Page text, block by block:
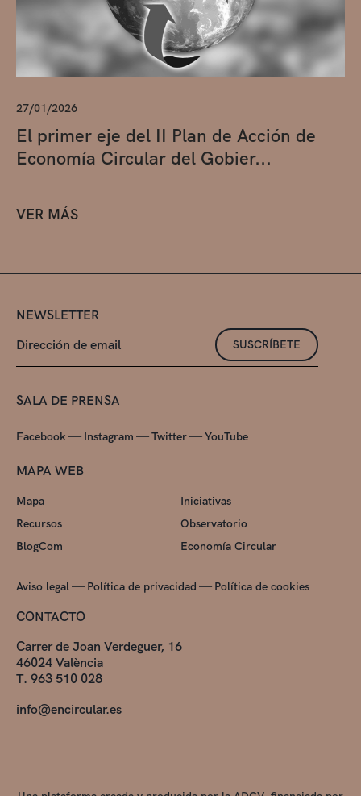
27/01/2026
El primer eje del II Plan de Acción de
Economía Circular del Gobier...
VER MÁS
NEWSLETTER
SUSCRÍBETE
SALA DE PRENSA
Facebook— Instagram —Twitter—YouTube
MAPA WEB
Mapa
Iniciativas
Recursos
Observatorio
BlogCom
Economía Circular
Aviso legal— Política de privacidad — Política de cookies
CONTACTO
Carrer de Joan Verdeguer, 16
46024 València
T. 963 510 028
info@encircular.es